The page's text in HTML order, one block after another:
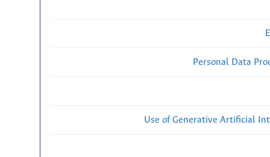
Personal Data
Use of Generative Artificial